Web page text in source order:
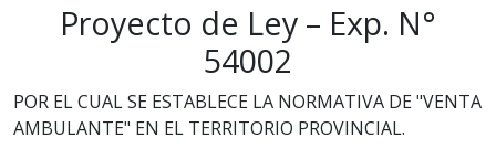
Proyecto de Ley – Exp. N°
54002
POR EL CUAL SE ESTABLECE LA NORMATIVA DE "VENTA
AMBULANTE" EN EL TERRITORIO PROVINCIAL.